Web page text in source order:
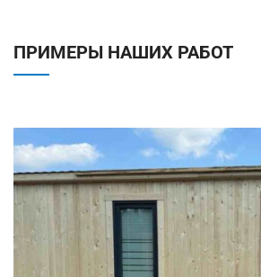
ПРИМЕРЫ НАШИХ РАБОТ